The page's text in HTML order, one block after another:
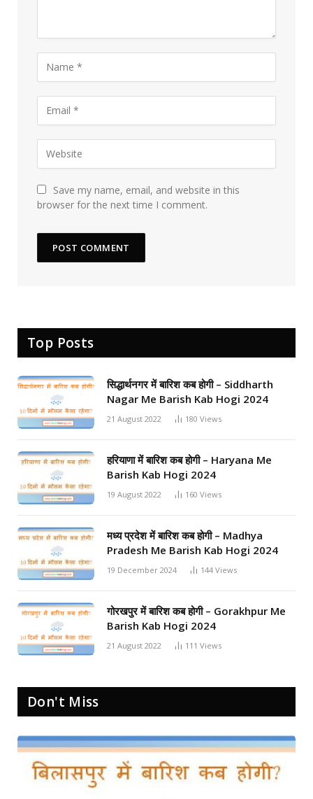
Save my name, email, and website in this
browser for the next time I comment.
Top Posts
सिद्धार्थनगर में बारिश कब होगी – Siddharth
Nagar Me Barish Kab Hogi 2024
21 August 2022 180 Views
हरियाणा में बारिश कब होगी – Haryana Me
Barish Kab Hogi 2024
19 August 2022 160 Views
मध्य प्रदेश में बारिश कब होगी – Madhya
Pradesh Me Barish Kab Hogi 2024
19 December 2024 144 Views
गोरखपुर में बारिश कब होगी – Gorakhpur Me
Barish Kab Hogi 2024
21 August 2022 111 Views
Don't Miss